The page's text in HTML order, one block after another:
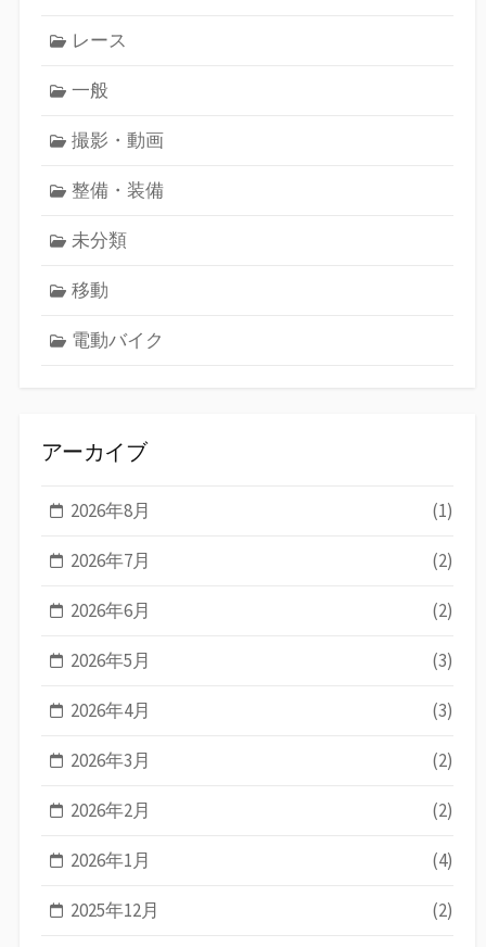
レース
一般
撮影・動画
整備・装備
未分類
移動
電動バイク
アーカイブ
2026年8月 (1)
2026年7月 (2)
2026年6月 (2)
2026年5月 (3)
2026年4月 (3)
2026年3月 (2)
2026年2月 (2)
2026年1月 (4)
2025年12月 (2)